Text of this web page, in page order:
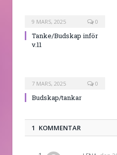
9 MARS, 2025 0
Tanke/Budskap inför
v.11
7 MARS, 2025 0
Budskap/tankar
1 KOMMENTAR